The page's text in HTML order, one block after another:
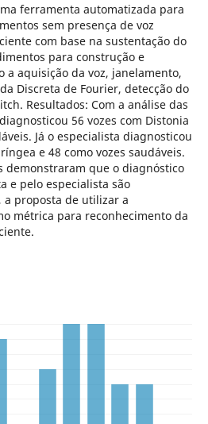
ferramenta automatizada para
sem presença de voz
com base na sustentação do
para construção e
a aquisição da voz, janelamento,
Discreta de Fourier, detecção do
Resultados: Com a análise das
56 vozes com Distonia
Já o especialista diagnosticou
e 48 como vozes saudáveis.
demonstraram que o diagnóstico
e pelo especialista são
proposta de utilizar a
métrica para reconhecimento da